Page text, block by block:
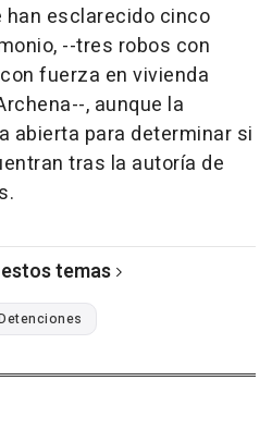
han esclarecido cinco
--tres robos con
fuerza en vivienda
, aunque la
abierta para determinar si
tras la autoría de
temas